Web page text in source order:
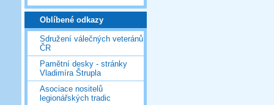
Oblíbené odkazy
Sdružení válečných veteránů
ČR
Pamětní desky - stránky
Vladimíra Štrupla
Asociace nositelů
legionářských tradic